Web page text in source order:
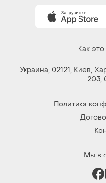
Как
Украина, 02121, Киев,
203,
Политика
Мы в